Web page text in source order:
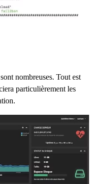
nombreuses. Tout est
particulièrement les